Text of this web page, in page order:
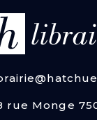
rue Monge